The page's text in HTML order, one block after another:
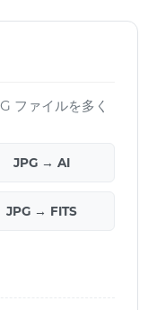
ファイルを多く
JPG → AI
JPG → FITS